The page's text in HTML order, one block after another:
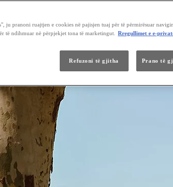
ju pranoni ruajtjen e cookies në pajisjen tuaj për të përmirësuar
të ndihmuar në përpjekjet tona të marketingut.
Rregullimet e e-
Refuzoni të gjitha Prano të